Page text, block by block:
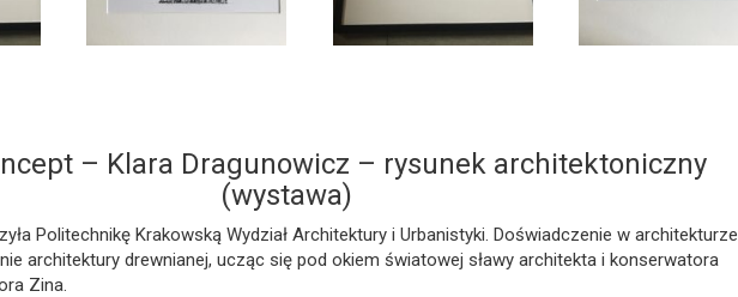
– Klara Dragunowicz – rysunek architektoniczny
(wystawa)
Politechnikę Krakowską Wydział Architektury i Urbanistyki. Doświadczenie w architekturze
architektury drewnianej, ucząc się pod okiem światowej sławy architekta i konserwatora
Zina.